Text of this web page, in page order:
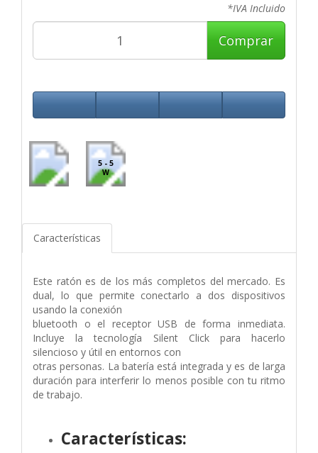
*IVA Incluido
Comprar
5 - 5
W
Características
Este ratón es de los más completos del mercado. Es
dual, lo que permite conectarlo a dos dispositivos
usando la conexión
bluetooth o el receptor USB de forma inmediata.
Incluye la tecnología Silent Click para hacerlo
silencioso y útil en entornos con
otras personas. La batería está integrada y es de larga
duración para interferir lo menos posible con tu ritmo
de trabajo.
Características: